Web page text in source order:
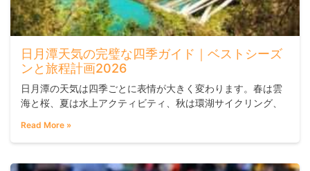
日月潭天気の完璧な四季ガイド｜ベストシーズ
ンと旅程計画2026
日月潭の天気は四季ごとに表情が大きく変わります。春は雲
海と桜、夏は水上アクティビティ、秋は環湖サイクリング、
組むことで、訪問の満足度が格段に上がります。平均海抜約7
36メートルの高原湖ならではの微気候は、平地より体感温度
が3〜5度ほど低く、年間降雨日数は156.
Read More »